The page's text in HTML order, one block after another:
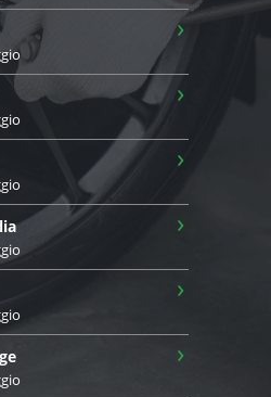
›
›
›
›
›
›